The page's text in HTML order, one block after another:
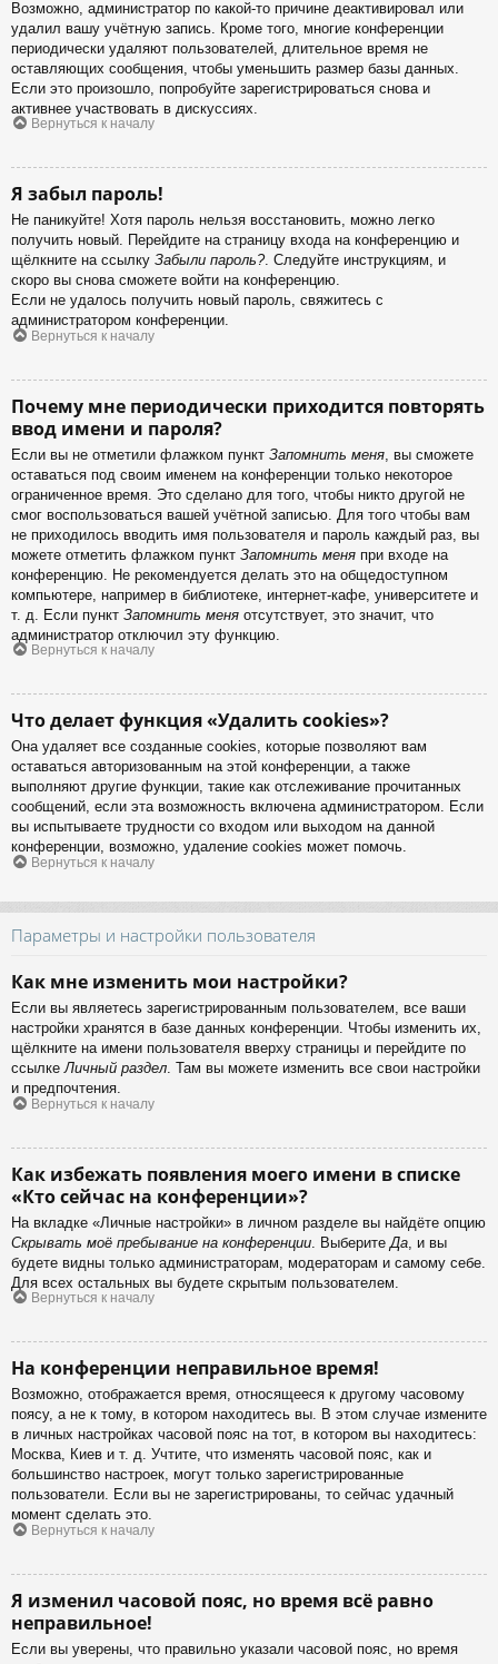
Возможно, администратор по какой-то причине деактивировал или
удалил вашу учётную запись. Кроме того, многие конференции
периодически удаляют пользователей, длительное время не
оставляющих сообщения, чтобы уменьшить размер базы данных.
Если это произошло, попробуйте зарегистрироваться снова и
активнее участвовать в дискуссиях.
Вернуться к началу
Я забыл пароль!
Не паникуйте! Хотя пароль нельзя восстановить, можно легко
получить новый. Перейдите на страницу входа на конференцию и
щёлкните на ссылку Забыли пароль?. Следуйте инструкциям, и
скоро вы снова сможете войти на конференцию.
Если не удалось получить новый пароль, свяжитесь с
администратором конференции.
Вернуться к началу
Почему мне периодически приходится повторять
ввод имени и пароля?
Если вы не отметили флажком пункт Запомнить меня , вы сможете
оставаться под своим именем на конференции только некоторое
ограниченное время. Это сделано для того, чтобы никто другой не
смог воспользоваться вашей учётной записью. Для того чтобы вам
не приходилось вводить имя пользователя и пароль каждый раз, вы
можете отметить флажком пункт Запомнить меня при входе на
конференцию. Не рекомендуется делать это на общедоступном
компьютере, например в библиотеке, интернет-кафе, университете и
т. д. Если пункт Запомнить меня отсутствует, это значит, что
администратор отключил эту функцию.
Вернуться к началу
Что делает функция «Удалить cookies»?
Она удаляет все созданные cookies, которые позволяют вам
оставаться авторизованным на этой конференции, а также
выполняют другие функции, такие как отслеживание прочитанных
сообщений, если эта возможность включена администратором. Если
вы испытываете трудности со входом или выходом на данной
конференции, возможно, удаление cookies может помочь.
Вернуться к началу
Параметры и настройки пользователя
Как мне изменить мои настройки?
Если вы являетесь зарегистрированным пользователем, все ваши
настройки хранятся в базе данных конференции. Чтобы изменить их,
щёлкните на имени пользователя вверху страницы и перейдите по
ссылкеЛичный раздел. Там вы можете изменить все свои настройки
и предпочтения.
Вернуться к началу
Как избежать появления моего имени в списке
«Кто сейчас на конференции»?
На вкладке «Личные настройки» в личном разделе вы найдёте опцию
Скрывать моё пребывание на конференции . Выберите Да , и вы
будете видны только администраторам, модераторам и самому себе.
Для всех остальных вы будете скрытым пользователем.
Вернуться к началу
На конференции неправильное время!
Возможно, отображается время, относящееся к другому часовому
поясу, а не к тому, в котором находитесь вы. В этом случае измените
в личных настройках часовой пояс на тот, в котором вы находитесь:
Москва, Киев и т. д. Учтите, что изменять часовой пояс, как и
большинство настроек, могут только зарегистрированные
пользователи. Если вы не зарегистрированы, то сейчас удачный
момент сделать это.
Вернуться к началу
Я изменил часовой пояс, но время всё равно
неправильное!
Если вы уверены, что правильно указали часовой пояс, но время